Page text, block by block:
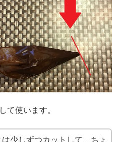
て使います。
少しずつカットして、ちょ